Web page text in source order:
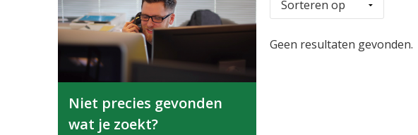
Niet precies gevonden
wat je zoekt?
Geen resultaten gevonden.